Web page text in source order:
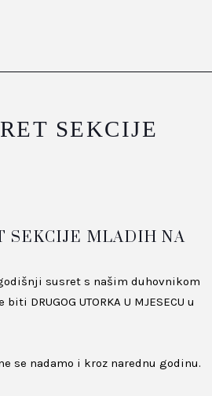
SEKCIJE
SEKCIJE MLADIH NA
susret s našim duhovnikom
UTORKA U MJESECU u
se nadamo i kroz narednu godinu.